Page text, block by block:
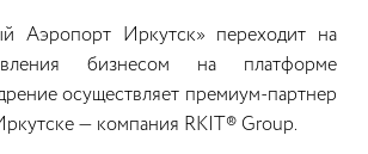
Аэропорт Иркутск» переходит на
бизнесом на платформе
осуществляет премиум-партнер
— компания RKIT® Group.